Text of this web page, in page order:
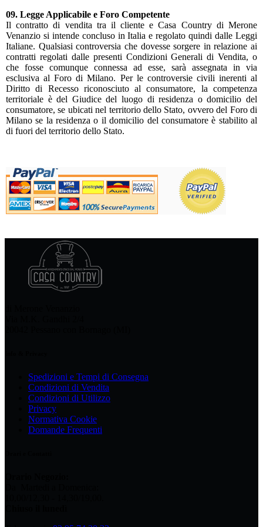
09. Legge Applicabile e Foro Competente
Il contratto di vendita tra il cliente e Casa Country di Merone
Venanzio si intende concluso in Italia e regolato quindi dalle Leggi
Italiane. Qualsiasi controversia che dovesse sorgere in relazione ai
contratti regolati dalle presenti Condizioni Generali di Vendita, o
che fosse comunque connessa ad esse, sarà assegnata in via
esclusiva al Foro di Milano. Per le controversie civili inerenti al
Diritto di Recesso riconosciuto al consumatore, la competenza
territoriale è del Giudice del luogo di residenza o domicilio del
consumatore, se ubicati nel territorio dello Stato, ovvero del Foro di
Milano se la residenza o il domicilio del consumatore è stabilito al
di fuori del territorio dello Stato.
Spedizioni e Tempi di Consegna
Condizioni di Vendita
Condizioni di Utilizzo
Privacy
Normativa Cookie
Domande Frequenti